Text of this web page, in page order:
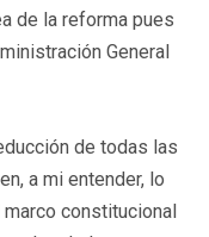
de la reforma pues
General
de todas las
a mi entender, lo
constitucional